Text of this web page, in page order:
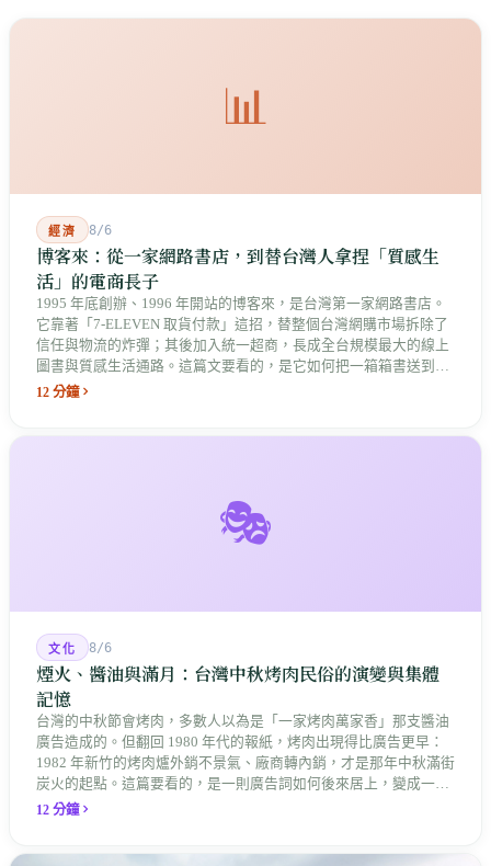
📊
經濟 8/6
博客來：從一家網路書店，到替台灣人拿捏「質感生
活」的電商長子
1995 年底創辦、1996 年開站的博客來，是台灣第一家網路書店。
它靠著「7-ELEVEN 取貨付款」這招，替整個台灣網購市場拆除了
信任與物流的炸彈；其後加入統一超商，長成全台規模最大的線上
圖書與質感生活通路。這篇文要看的，是它如何把一箱箱書送到你
巷口，最後長成了統一集團數位版圖中最具原生基因的老長子。
12 分鐘
🎭
文化 8/6
煙火、醬油與滿月：台灣中秋烤肉民俗的演變與集體
記憶
台灣的中秋節會烤肉，多數人以為是「一家烤肉萬家香」那支醬油
廣告造成的。但翻回 1980 年代的報紙，烤肉出現得比廣告更早：
1982 年新竹的烤肉爐外銷不景氣、廠商轉內銷，才是那年中秋滿街
炭火的起點。這篇要看的，是一則廣告詞如何後來居上，變成一整
座島嶼共同的節慶記憶。
12 分鐘